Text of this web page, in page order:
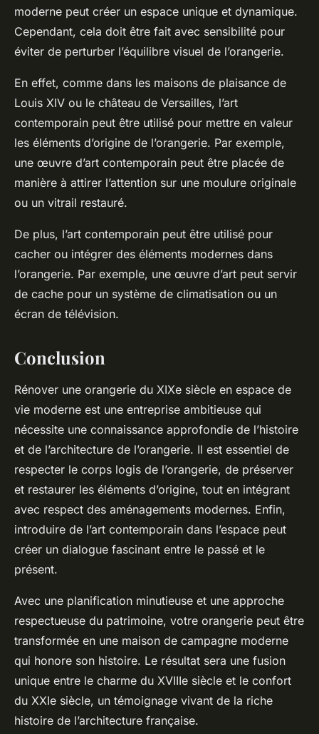
moderne peut créer un espace unique et dynamique.
Cependant, cela doit être fait avec sensibilité pour
éviter de perturber l’équilibre visuel de l’orangerie.
En effet, comme dans les maisons de plaisance de
Louis XIV ou le château de Versailles, l’art
contemporain peut être utilisé pour mettre en valeur
les éléments d’origine de l’orangerie. Par exemple,
une œuvre d’art contemporain peut être placée de
manière à attirer l’attention sur une moulure originale
ou un vitrail restauré.
De plus, l’art contemporain peut être utilisé pour
cacher ou intégrer des éléments modernes dans
l’orangerie. Par exemple, une œuvre d’art peut servir
de cache pour un système de climatisation ou un
écran de télévision.
Conclusion
Rénover une orangerie du XIXe siècle en espace de
vie moderne est une entreprise ambitieuse qui
nécessite une connaissance approfondie de l’histoire
et de l’architecture de l’orangerie. Il est essentiel de
respecter le corps logis de l’orangerie, de préserver
et restaurer les éléments d’origine, tout en intégrant
avec respect des aménagements modernes. Enfin,
introduire de l’art contemporain dans l’espace peut
créer un dialogue fascinant entre le passé et le
présent.
Avec une planification minutieuse et une approche
respectueuse du patrimoine, votre orangerie peut être
transformée en une maison de campagne moderne
qui honore son histoire. Le résultat sera une fusion
unique entre le charme du XVIIIe siècle et le confort
du XXIe siècle, un témoignage vivant de la riche
histoire de l’architecture française.